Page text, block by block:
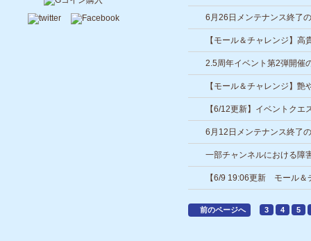
6月26日メンテナンス終了
【モール＆チャレンジ】
期間限定で登場！
2.5周年イベント第2弾開催
【モール＆チャレンジ】
間限定で登場！
【6/12更新】イベントク
ついて
6月12日メンテナンス終了
一部チャンネルにおける障
【6/9 19:06更新 モール＆
前のページへ 3 4 5